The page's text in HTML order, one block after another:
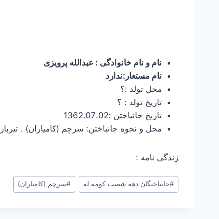
نام و نام خانوادگی : عبدالله پرویزی
نام مستعار:ندارد
محل تولد :؟
تاریخ تولد : ؟
تاریخ جانباختن :1362.07.02
محل و نحوه جانباختن: سرچم (کامیاران) .
زندگی نامه :
#جانباختگان دهه شصت کومه له #سرچم (کامیاران)